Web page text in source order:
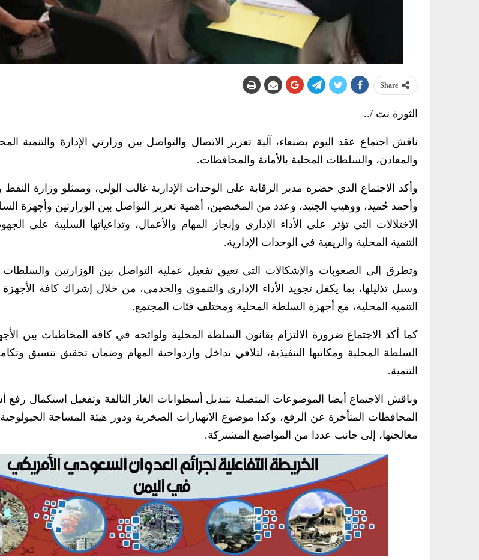
Share
الثورة نت /..
ناقش اجتماع عقد اليوم بصنعاء، آلية تعزيز الاتصال والتواصل بين وزارتي الإدارة والتنمية
والمعادن، والسلطات المحلية بالأمانة والمحافظات.
وأكد الاجتماع الذي حضره مدير الرقابة على الوحدات الإدارية غالب الولي، وممثلو وزارة
وأحمد حُميد، ووهيب الجنيد، وعدد من المختصين، أهمية تعزيز التواصل بين الوزارتين وأجهزة
الاختلالات التي تؤثر على الأداء الإداري وإنجاز المهام والأعمال، وتداعياتها السلبية على
التنمية المحلية والريفية في الوحدات الإدارية.
وتطرق إلى الصعوبات والإشكالات التي تعيق تفعيل عملية التواصل بين الوزارتين والسلطات
وسبل تذليلها، بما يكفل تجويد الأداء الإداري والتنموي والخدمي، من خلال إشراك كافة
التنمية المحلية، مع أجهزة السلطة المحلية ومختلف فئات المجتمع.
كما أكد الاجتماع ضرورة الالتزام بقانون السلطة المحلية ولوائحه في كافة المخاطبات بين
السلطة المحلية ومكاتبها التنفيذية، لتلافي تداخل وازدواجية المهام وضمان تحقيق تنسيق
التنمية.
وناقش الاجتماع أيضا الموضوعات المتصلة بتبديل أسطوانات الغاز التالفة وتفعيل استكمال رفع
المحافظات المتأخرة عن الرفع، وكذا موضوع الانهيارات الصخرية ودور هيئة المساحة
معالجتها، إلى جانب عددا من المواضيع المشتركة.